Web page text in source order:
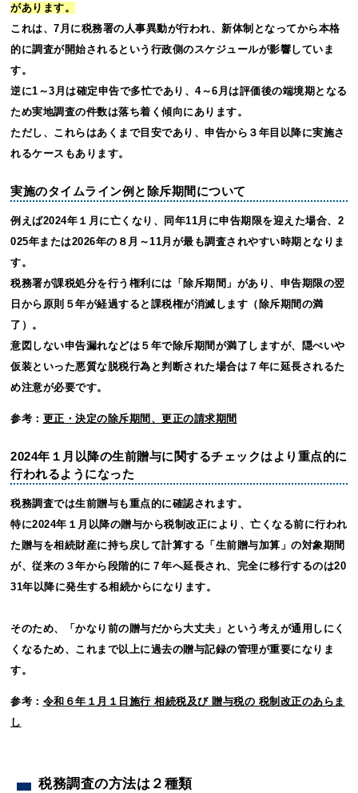
があります。
これは、7月に税務署の人事異動が行われ、新体制となってから本格
的に調査が開始されるという行政側のスケジュールが影響していま
す。
逆に1～3月は確定申告で多忙であり、4～6月は評価後の端境期となる
ため実地調査の件数は落ち着く傾向にあります。
ただし、これらはあくまで目安であり、申告から３年目以降に実施さ
れるケースもあります。
実施のタイムライン例と除斥期間について
例えば2024年１月に亡くなり、同年11月に申告期限を迎えた場合、2
025年または2026年の８月～11月が最も調査されやすい時期となりま
す。
税務署が課税処分を行う権利には「除斥期間」があり、申告期限の翌
日から原則５年が経過すると課税権が消滅します（除斥期間の満
了）。
意図しない申告漏れなどは５年で除斥期間が満了しますが、隠ぺいや
仮装といった悪質な脱税行為と判断された場合は７年に延長されるた
め注意が必要です。
参考： 更正・決定の除斥期間、更正の請求期間
2024年１月以降の生前贈与に関するチェックはより重点的に
行われるようになった
税務調査では生前贈与も重点的に確認されます。
特に2024年１月以降の贈与から税制改正により、亡くなる前に行われ
た贈与を相続財産に持ち戻して計算する「生前贈与加算」の対象期間
が、従来の３年から段階的に７年へ延長され、完全に移行するのは20
31年以降に発生する相続からになります。
そのため、「かなり前の贈与だから大丈夫」という考えが通用しにく
くなるため、これまで以上に過去の贈与記録の管理が重要になりま
す。
参考： 令和６年１月１日施行 相続税及び 贈与税の 税制改正のあらま
し
税務調査の方法は２種類